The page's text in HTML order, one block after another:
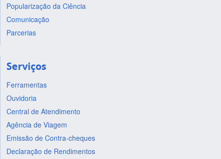
Popularização da Ciência
Comunicação
Parcerias
Serviços
Ferramentas
Ouvidoria
Central de Atendimento
Agência de Viagem
Emissão de Contra-cheques
Declaração de Rendimentos